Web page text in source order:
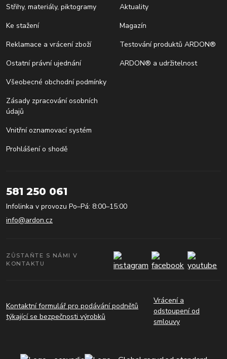
Střihy, materiály, piktogramy
Ke stažení
Reklamace a vrácení zboží
Ostatní právní ujednání
Všeobecné obchodní podmínky
Zásady zpracování osobních
údajů
Vnitřní oznamovací systém
Prohlášení o shodě
Aktuality
Magazín
Testování produktů ARDON®
ARDON® a udržitelnost
581 250 061
Infolinka v provozu Po–Pá: 8:00–15:00
info@ardon.cz
ZŮSTAŇTE S NÁMI V
KONTAKTU
Kontaktní formulář pro podávání podnětů
týkající se bezpečnosti výrobků
Vrácení a
odstoupení od
smlouvy